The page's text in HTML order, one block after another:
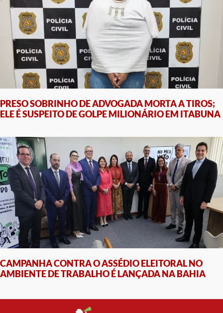
PRESO SOBRINHO DE ADVOGADA MORTA A TIROS;
ELE É SUSPEITO DE GOLPE MILIONÁRIO EM ITABUNA
CAMPANHA CONTRA O ASSÉDIO ELEITORAL NO
AMBIENTE DE TRABALHO É LANÇADA NA BAHIA